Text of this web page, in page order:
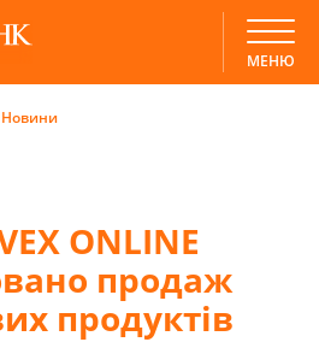
МЕНЮ
Новини
ONLINE
продаж
продуктів